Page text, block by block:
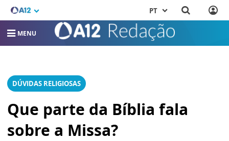
PT
MENU
DÚVIDAS RELIGIOSAS
Que parte da Bíblia fala
sobre a Missa?